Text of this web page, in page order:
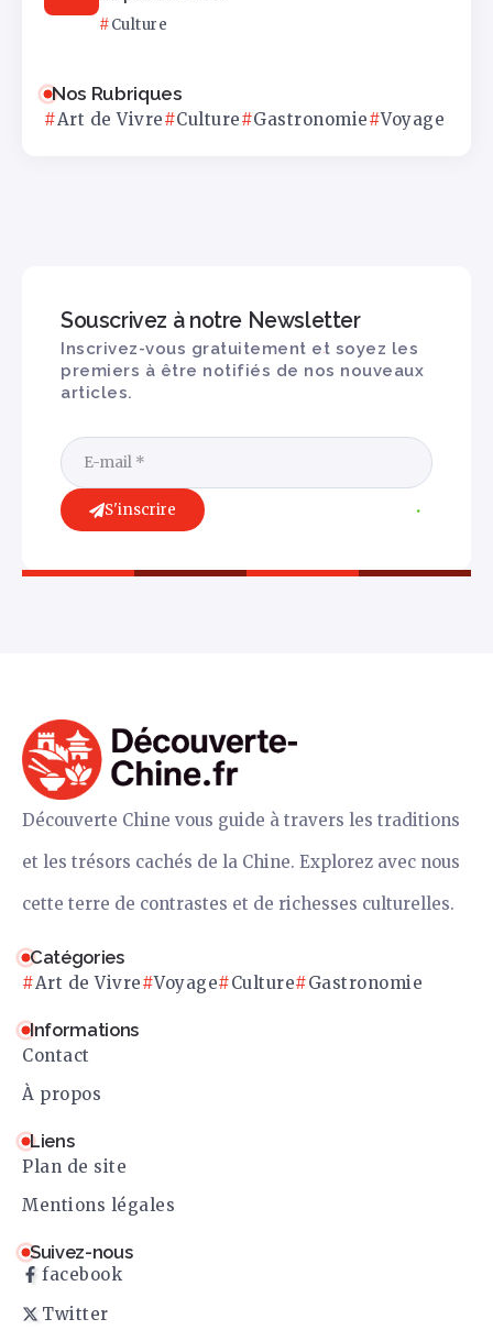
Culture
Nos Rubriques
Art de Vivre Culture Gastronomie Voyage
Souscrivez à notre Newsletter
Inscrivez-vous gratuitement et soyez les
premiers à être notifiés de nos nouveaux
articles.
S'inscrire
Découverte Chine vous guide à travers les traditions
et les trésors cachés de la Chine. Explorez avec nous
cette terre de contrastes et de richesses culturelles.
Catégories
Art de Vivre Voyage Culture Gastronomie
Informations
Contact
À propos
Liens
Plan de site
Mentions légales
Suivez-nous
facebook
Twitter